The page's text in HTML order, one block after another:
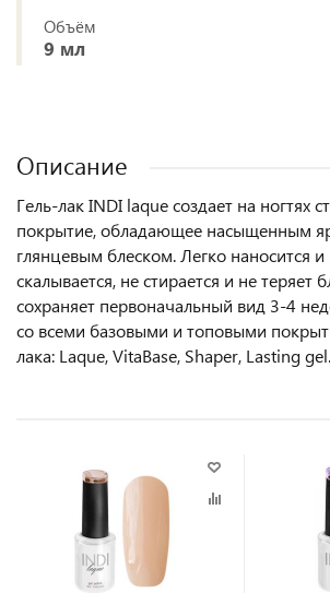
Объём
9 мл
Описание
Гель-лак INDI laque создает на ногтях
покрытие, обладающее насыщенным
глянцевым блеском. Легко наносится и
скалывается, не стирается и не теряет
сохраняет первоначальный вид 3-4
со всеми базовыми и топовыми
лака: Laque, VitaBase, Shaper, Lasting gel.